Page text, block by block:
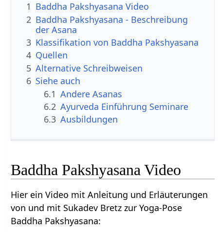
1 Baddha Pakshyasana Video
2 Baddha Pakshyasana - Beschreibung
der Asana
3 Klassifikation von Baddha Pakshyasana
4 Quellen
5 Alternative Schreibweisen
6 Siehe auch
6.1 Andere Asanas
6.2 Ayurveda Einführung Seminare
6.3 Ausbildungen
Baddha Pakshyasana Video
Hier ein Video mit Anleitung und Erläuterungen
von und mit Sukadev Bretz zur Yoga-Pose
Baddha Pakshyasana: